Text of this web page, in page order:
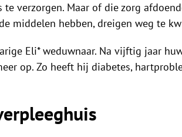
verzorgen. Maar of die zorg
middelen hebben, dreigen weg te
Eli* weduwnaar. Na vijftig jaar
op. Zo heeft hij diabetes,